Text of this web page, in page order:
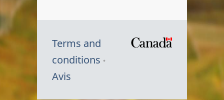
Terms and
conditions
Avis
Symbole